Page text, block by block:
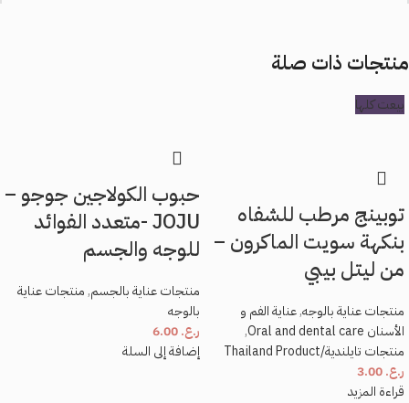
البريد الإلكتروني
احفظ اسمي، بريدي الإلكتروني، والموقع الإلكتروني في هذا المتصفح لاستخدامها المرة
منتجات ذات صلة
بيعت كلها
توبينج مرطب للشفاه
بنكهة سويت الماكرون –
من ليتل بيبي
منتجات عناية بالوجه,عناية الفم و
الأسنان Oral and dental care
,
منتجات تايلندية/Thailand Product
ر.ع.
قراءة المزيد
حبوب الكولاجين جوجو –
JOJU -متعدد الفوائد
للوجه والجسم
منتجات عناية بالجسم,منتجات عناية
بالوجه
ر.ع.
إضافة إلى السلة